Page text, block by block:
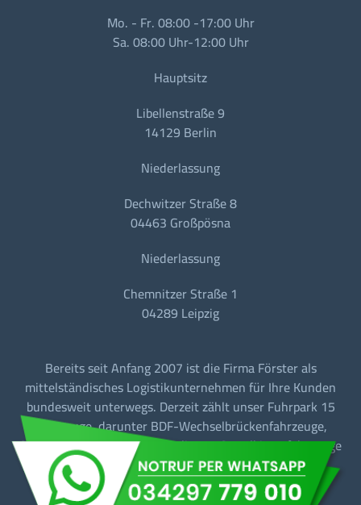
Mo. - Fr. 08:00 -17:00 Uhr
Sa. 08:00 Uhr-12:00 Uhr
Hauptsitz
Libellenstraße 9
14129 Berlin
Niederlassung
Dechwitzer Straße 8
04463 Großpösna
Niederlassung
Chemnitzer Straße 1
04289 Leipzig
Bereits seit Anfang 2007 ist die Firma Förster als
mittelständisches Logistikunternehmen für Ihre Kunden
bundesweit unterwegs. Derzeit zählt unser Fuhrpark 15
Fahrzeuge, darunter BDF-Wechselbrückenfahrzeuge,
Sattelzugmaschinen mit Tautliner + Sattelkipperfahrzeuge
für den Baustellen-/Linien-/Begegnungs- und
Fernverkehr.